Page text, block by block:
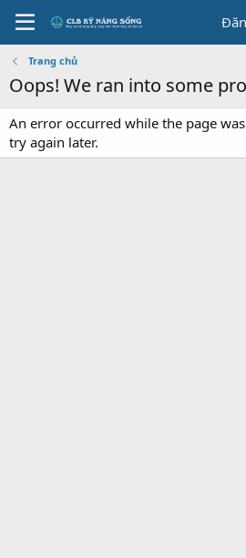
Trang chủ
Oops! We ran into some
An error occurred while the page
try again later.